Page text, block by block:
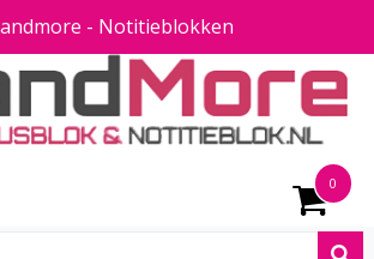
- Notitieblokken
0